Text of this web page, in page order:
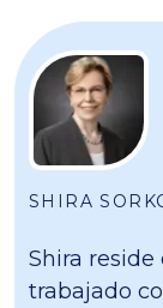
SHIRA
Shira reside
trabajado